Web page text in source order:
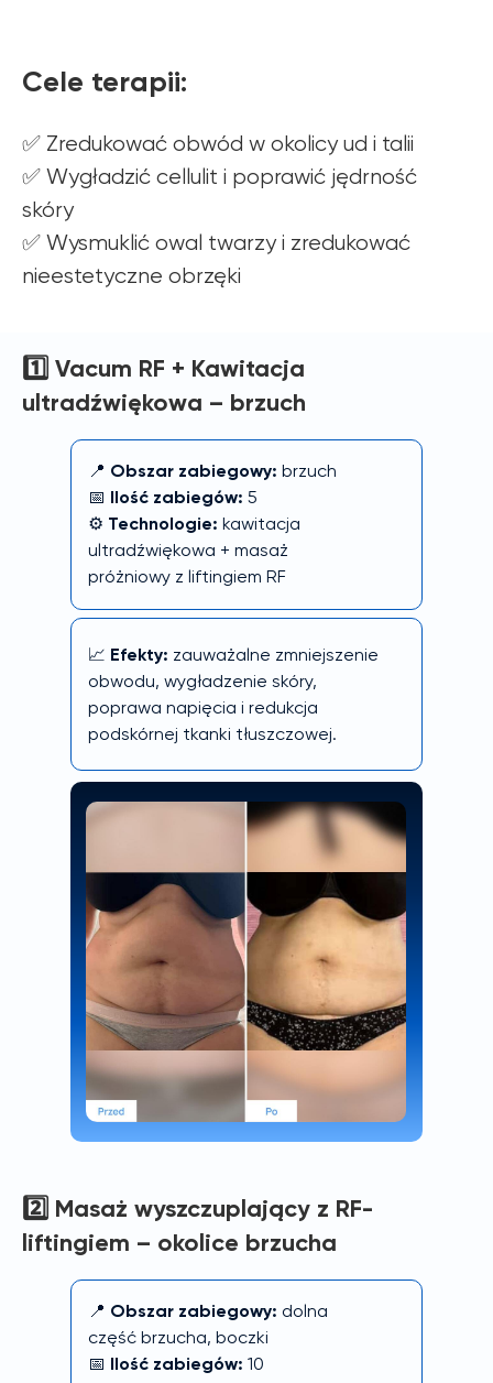
Cele terapii:
✅ Zredukować obwód w okolicy ud i talii
✅ Wygładzić cellulit i poprawić jędrność
skóry
✅ Wysmuklić owal twarzy i zredukować
nieestetyczne obrzęki
1️⃣ Vacum RF + Kawitacja
ultradźwiękowa – brzuch
📈 Efekty: zauważalne zmniejszenie
obwodu, wygładzenie skóry,
poprawa napięcia i redukcja
podskórnej tkanki tłuszczowej.
📍 Obszar zabiegowy: brzuch
📅 Ilość zabiegów: 5
⚙️ Technologie: kawitacja
ultradźwiękowa + masaż
próżniowy z liftingiem RF
2️⃣ Masaż wyszczuplający z RF-
liftingiem – okolice brzucha
📍 Obszar zabiegowy: dolna
część brzucha, boczki
📅 Ilość zabiegów: 10